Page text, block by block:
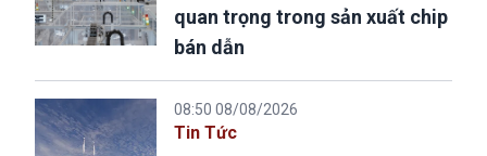
quan trọng trong sản xuất chip
bán dẫn
08:50 08/08/2026
Tin Tức